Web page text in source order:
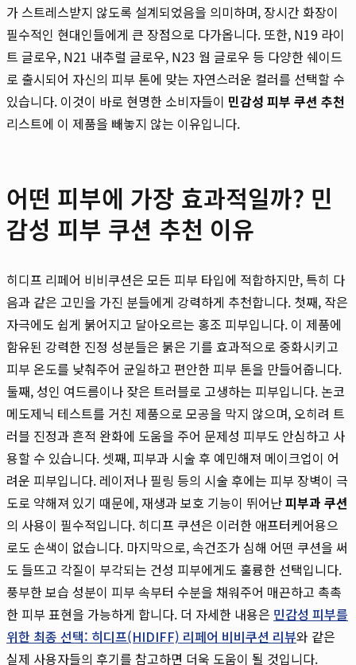
가 스트레스받지 않도록 설계되었음을 의미하며, 장시간 화장이
필수적인 현대인들에게 큰 장점으로 다가옵니다. 또한, N19 라이
트 글로우, N21 내추럴 글로우, N23 웜 글로우 등 다양한 쉐이드
로 출시되어 자신의 피부 톤에 맞는 자연스러운 컬러를 선택할 수
있습니다. 이것이 바로 현명한 소비자들이 민감성 피부 쿠션 추천
리스트에 이 제품을 빼놓지 않는 이유입니다.
어떤 피부에 가장 효과적일까? 민
감성 피부 쿠션 추천 이유
히디프 리페어 비비쿠션은 모든 피부 타입에 적합하지만, 특히 다
음과 같은 고민을 가진 분들에게 강력하게 추천합니다. 첫째, 작은
자극에도 쉽게 붉어지고 달아오르는 홍조 피부입니다. 이 제품에
함유된 강력한 진정 성분들은 붉은 기를 효과적으로 중화시키고
피부 온도를 낮춰주어 균일하고 편안한 피부 톤을 만들어줍니다.
둘째, 성인 여드름이나 잦은 트러블로 고생하는 피부입니다. 논코
메도제닉 테스트를 거친 제품으로 모공을 막지 않으며, 오히려 트
러블 진정과 흔적 완화에 도움을 주어 문제성 피부도 안심하고 사
용할 수 있습니다. 셋째, 피부과 시술 후 예민해져 메이크업이 어
려운 피부입니다. 레이저나 필링 등의 시술 후에는 피부 장벽이 극
도로 약해져 있기 때문에, 재생과 보호 기능이 뛰어난피부과 쿠션
의 사용이 필수적입니다. 히디프 쿠션은 이러한 애프터케어용으
로도 손색이 없습니다. 마지막으로, 속건조가 심해 어떤 쿠션을 써
도 들뜨고 각질이 부각되는 건성 피부에게도 훌륭한 선택입니다.
풍부한 보습 성분이 피부 속부터 수분을 채워주어 매끈하고 촉촉
한 피부 표현을 가능하게 합니다. 더 자세한 내용은 민감성 피부를
위한 최종 선택: 히디프(HIDIFF) 리페어 비비쿠션 리뷰와 같은
실제 사용자들의 후기를 참고하면 더욱 도움이 될 것입니다.